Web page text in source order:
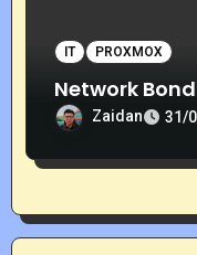
IT PROXMOX
Network
Zaidan 31/